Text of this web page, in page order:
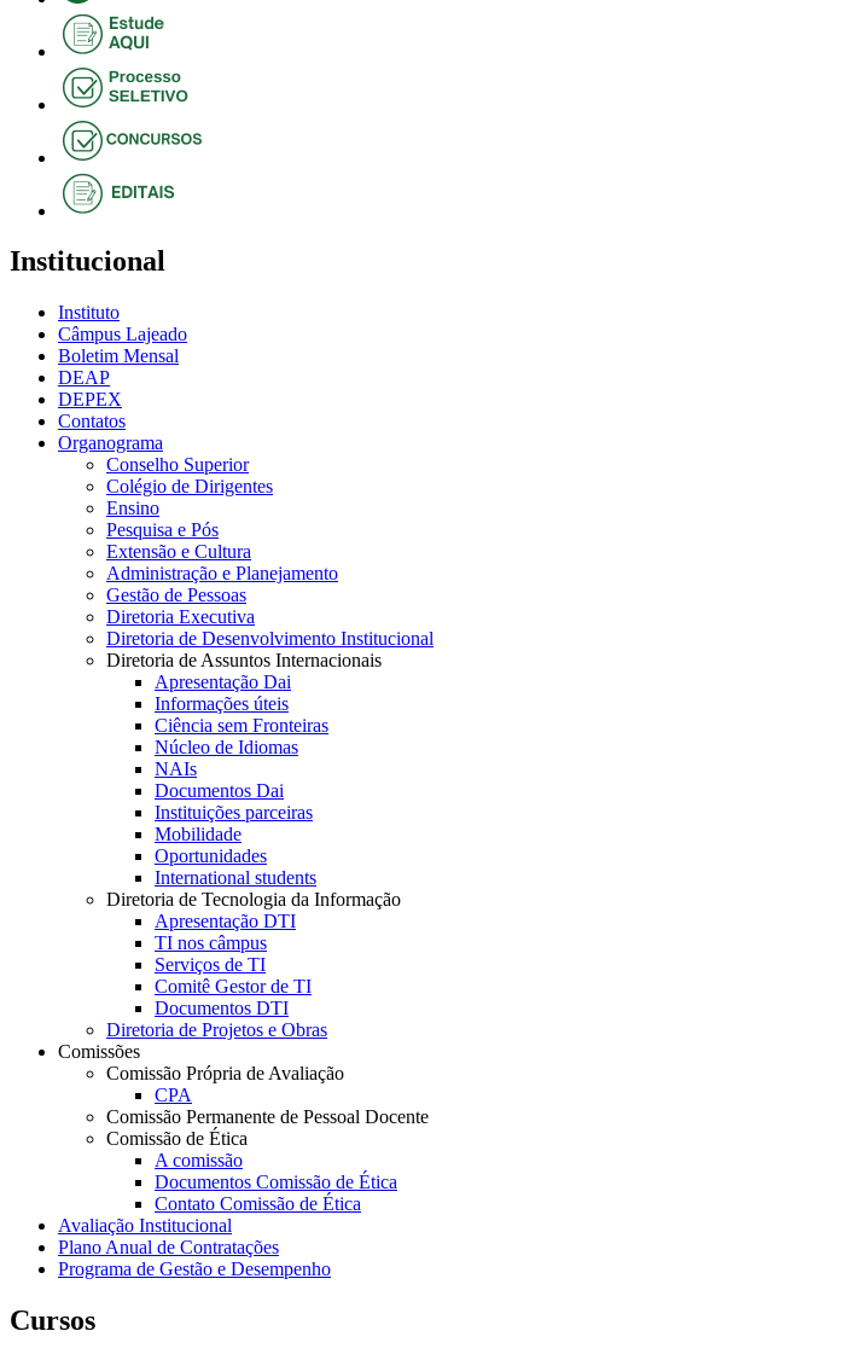
Institucional
Instituto
Câmpus Lajeado
Boletim Mensal
DEAP
DEPEX
Contatos
Organograma
Conselho Superior
Colégio de Dirigentes
Ensino
Pesquisa e Pós
Extensão e Cultura
Administração e Planejamento
Gestão de Pessoas
Diretoria Executiva
Diretoria de Desenvolvimento Institucional
Diretoria de Assuntos Internacionais
Apresentação Dai
Informações úteis
Ciência sem Fronteiras
Núcleo de Idiomas
NAIs
Documentos Dai
Instituições parceiras
Mobilidade
Oportunidades
International students
Diretoria de Tecnologia da Informação
Apresentação DTI
TI nos câmpus
Serviços de TI
Comitê Gestor de TI
Documentos DTI
Diretoria de Projetos e Obras
Comissões
Comissão Própria de Avaliação
CPA
Comissão Permanente de Pessoal Docente
Comissão de Ética
A comissão
Documentos Comissão de Ética
Contato Comissão de Ética
Avaliação Institucional
Plano Anual de Contratações
Programa de Gestão e Desempenho
Cursos